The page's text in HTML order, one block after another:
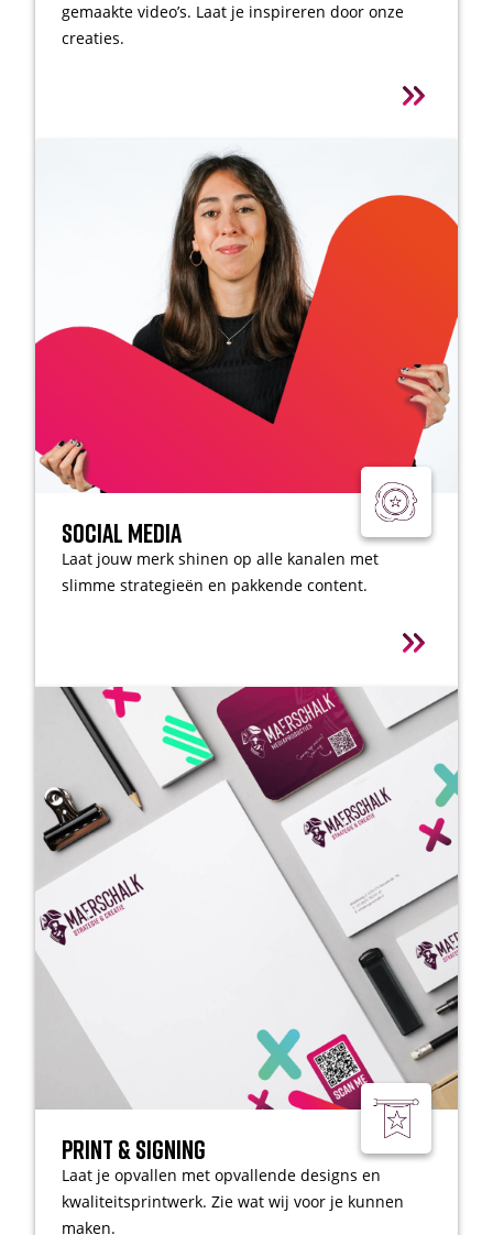
gemaakte video’s. Laat je inspireren door onze
creaties.
Social Media
Laat jouw merk shinen op alle kanalen met
slimme strategieën en pakkende content.
Print & Signing
Laat je opvallen met opvallende designs en
kwaliteitsprintwerk. Zie wat wij voor je kunnen
maken.